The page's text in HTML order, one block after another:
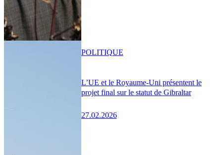
L’UE et le Royaume-Uni présentent le
projet final sur le statut de Gibraltar
27.02.2026
POLITIQUE